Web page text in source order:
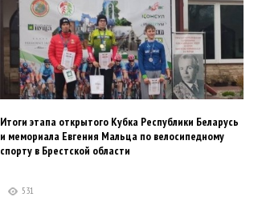
Итоги этапа открытого Кубка Республики Беларусь
и мемориала Евгения Мальца по велосипедному
спорту в Брестской области
531